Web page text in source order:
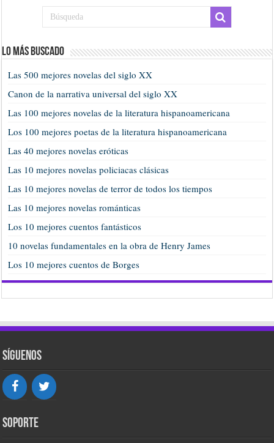
Lo más buscado
Las 500 mejores novelas del siglo XX
Canon de la narrativa universal del siglo XX
Las 100 mejores novelas de la literatura hispanoamericana
Los 100 mejores poetas de la literatura hispanoamericana
Las 40 mejores novelas eróticas
Las 10 mejores novelas policiacas clásicas
Las 10 mejores novelas de terror de todos los tiempos
Las 10 mejores novelas románticas
Los 10 mejores cuentos fantásticos
10 novelas fundamentales en la obra de Henry James
Los 10 mejores cuentos de Borges
Síguenos
Soporte